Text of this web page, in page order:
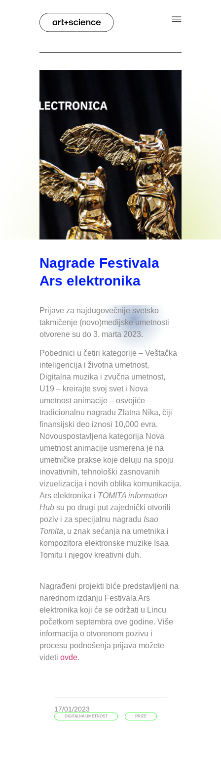
Nagrade Festivala
Ars elektronika
Prijave za najdugovečnije svetsko
takmičenje (novo)medijske umetnosti
otvorene su do 3. marta 2023.
Pobednici u četiri kategorije – Veštačka
inteligencija i životna umetnost,
Digitalna muzika i zvučna umetnost,
U19 – kreirajte svoj svet i Nova
umetnost animacije – osvojiće
tradicionalnu nagradu Zlatna Nika, čiji
finansijski deo iznosi 10,000 evra.
Novouspostavljena kategorija Nova
umetnost animacije usmerena je na
umetničke prakse koje deluju na spoju
inovativnih, tehnološki zasnovanih
vizuelizacija i novih oblika komunikacija.
Ars elektronika i TOMITA information
Hub su po drugi put zajednički otvorili
poziv i za specijalnu nagradu Isao
Tomita, u znak sećanja na umetnika i
kompozitora elektronske muzike Isaa
Tomitu i njegov kreativni duh.
Nagrađeni projekti biće predstavljeni na
narednom izdanju Festivala Ars
elektronika koji će se održati u Lincu
početkom septembra ove godine. Više
informacija o otvorenom pozivu i
procesu podnošenja prijava možete
videti ovde.
17/01/2023
DIGITALNA UMETNOST PRIZE